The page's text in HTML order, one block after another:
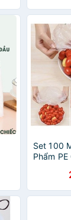
Set 100
Phẩm